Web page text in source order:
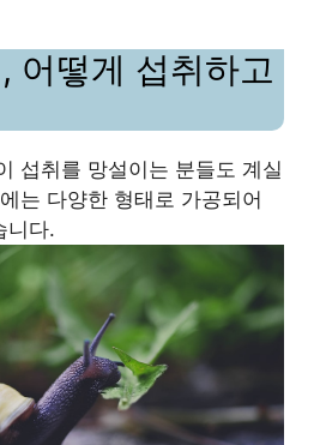
어떻게 섭취하고
섭취를 망설이는 분들도 계실
는 다양한 형태로 가공되어
니다.